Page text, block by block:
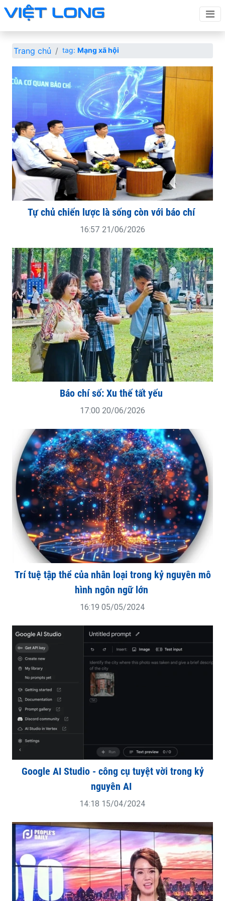
Trang chủ tag: Mạng xã hội
Tự chủ chiến lược là sống còn với báo chí
16:57 21/06/2026
Báo chí số: Xu thế tất yếu
17:00 20/06/2026
Trí tuệ tập thể của nhân loại trong kỷ nguyên mô
hình ngôn ngữ lớn
16:19 05/05/2024
Google AI Studio - công cụ tuyệt vời trong kỷ
nguyên AI
14:18 15/04/2024